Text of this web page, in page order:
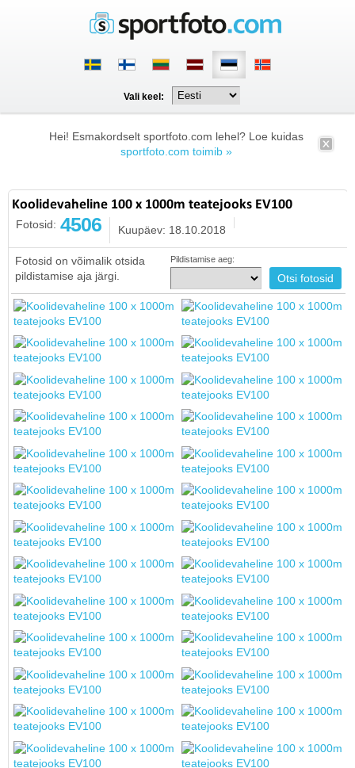
Vali keel:
Hei! Esmakordselt sportfoto.com lehel? Loe kuidas
sportfoto.com toimib »
Koolidevaheline 100 x 1000m teatejooks EV100
Fotosid: 4506 Kuupäev: 18.10.2018
Fotosid on võimalik otsida
pildistamise aja järgi.
Pildistamise aeg: